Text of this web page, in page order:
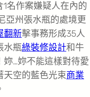
名作案嫌疑人在內的
亞州張水瓶的處境更
翻新擊事務形成35人
水瓶綠裝修設計和牛
妳…妳不能這樣對待愛
天空的藍色光束商業